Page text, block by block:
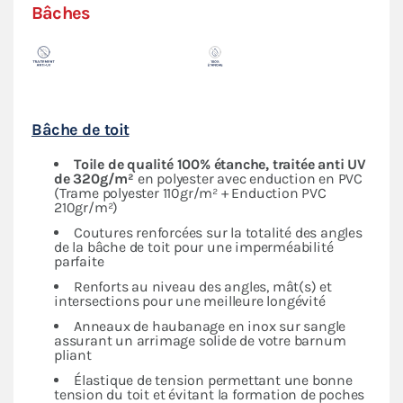
Bâches
Bâche de toit
Toile de qualité 100% étanche, traitée anti UV
de 320g/m² en polyester avec enduction en PVC
(Trame polyester 110gr/m² + Enduction PVC
210gr/m²)
Coutures renforcées sur la totalité des angles
de la bâche de toit pour une imperméabilité
parfaite
Renforts au niveau des angles, mât(s) et
intersections pour une meilleure longévité
Anneaux de haubanage en inox sur sangle
assurant un arrimage solide de votre barnum
pliant
Élastique de tension permettant une bonne
tension du toit et évitant la formation de poches